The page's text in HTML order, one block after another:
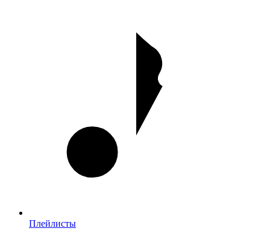
Плейлисты